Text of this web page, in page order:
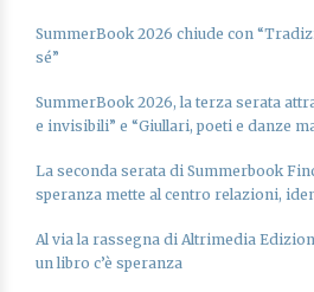
SummerBook 2026 chiude con
sé”
SummerBook 2026, la terza serata
e invisibili” e “Giullari, poeti e danze
La seconda serata di Summerbook
speranza mette al centro relazioni,
Al via la rassegna di Altrimedia
un libro c’è speranza